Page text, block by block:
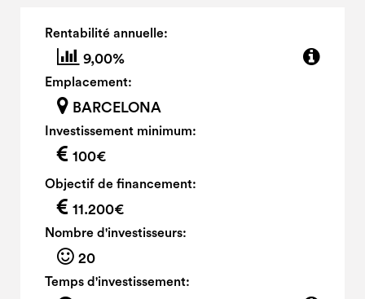
Rentabilité annuelle:
9,00%
Emplacement:
BARCELONA
Investissement minimum:
100€
Objectif de financement:
11.200€
Nombre d'investisseurs:
20
Temps d'investissement: